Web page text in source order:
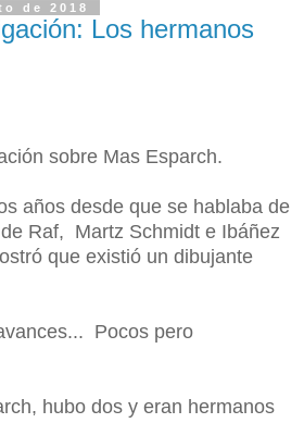
de 2018
Los hermanos
sobre Mas Esparch.
años desde que se hablaba de
Raf, Martz Schmidt e Ibáñez
que existió un dibujante
Pocos pero
hubo dos y eran hermanos